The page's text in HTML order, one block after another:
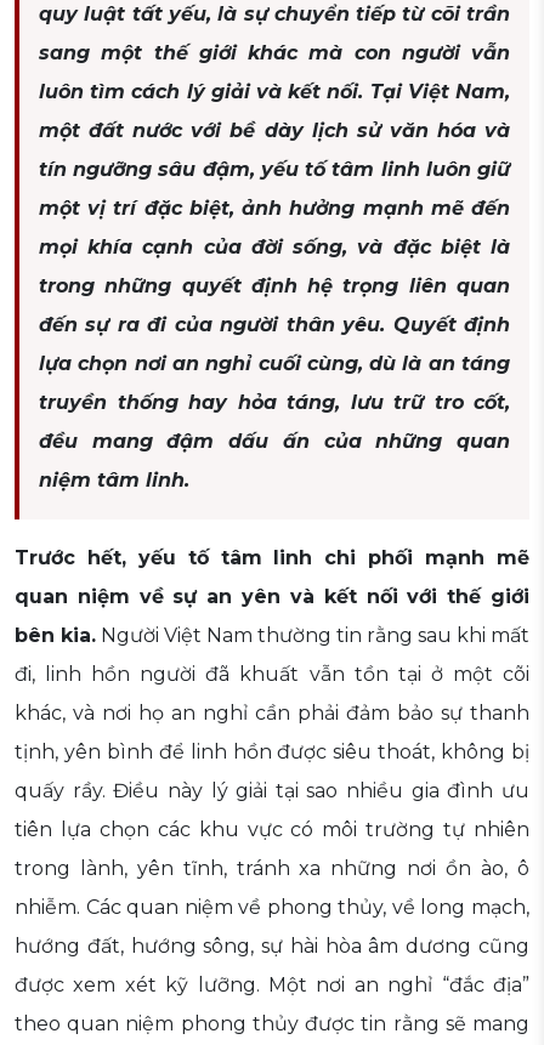
quy luật tất yếu, là sự chuyển tiếp từ cõi trần
sang một thế giới khác mà con người vẫn
luôn tìm cách lý giải và kết nối. Tại Việt Nam,
một đất nước với bề dày lịch sử văn hóa và
tín ngưỡng sâu đậm, yếu tố tâm linh luôn giữ
một vị trí đặc biệt, ảnh hưởng mạnh mẽ đến
mọi khía cạnh của đời sống, và đặc biệt là
trong những quyết định hệ trọng liên quan
đến sự ra đi của người thân yêu. Quyết định
lựa chọn nơi an nghỉ cuối cùng, dù là an táng
truyền thống hay hỏa táng, lưu trữ tro cốt,
đều mang đậm dấu ấn của những quan
niệm tâm linh.
Trước hết, yếu tố tâm linh chi phối mạnh mẽ
quan niệm về sự an yên và kết nối với thế giới
bên kia. Người Việt Nam thường tin rằng sau khi mất
đi, linh hồn người đã khuất vẫn tồn tại ở một cõi
khác, và nơi họ an nghỉ cần phải đảm bảo sự thanh
tịnh, yên bình để linh hồn được siêu thoát, không bị
quấy rầy. Điều này lý giải tại sao nhiều gia đình ưu
tiên lựa chọn các khu vực có môi trường tự nhiên
trong lành, yên tĩnh, tránh xa những nơi ồn ào, ô
nhiễm. Các quan niệm về phong thủy, về long mạch,
hướng đất, hướng sông, sự hài hòa âm dương cũng
được xem xét kỹ lưỡng. Một nơi an nghỉ “đắc địa”
theo quan niệm phong thủy được tin rằng sẽ mang